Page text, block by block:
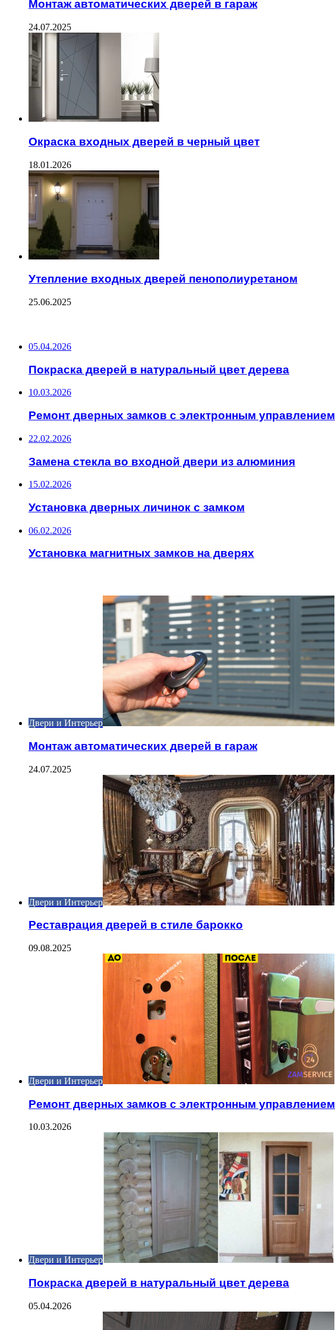
Монтаж автоматических дверей в гараж
24.07.2025
Окраска входных дверей в черный цвет
18.01.2026
Утепление входных дверей пенополиуретаном
25.06.2025
05.04.2026
Покраска дверей в натуральный цвет дерева
10.03.2026
Ремонт дверных замков с электронным управлением
22.02.2026
Замена стекла во входной двери из алюминия
15.02.2026
Установка дверных личинок с замком
06.02.2026
Установка магнитных замков на дверях
Двери и Интерьер
Монтаж автоматических дверей в гараж
24.07.2025
Двери и Интерьер
Реставрация дверей в стиле барокко
09.08.2025
Двери и Интерьер
Ремонт дверных замков с электронным управлением
10.03.2026
Двери и Интерьер
Покраска дверей в натуральный цвет дерева
05.04.2026